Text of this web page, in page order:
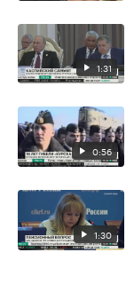
1:31
0:56
1:30